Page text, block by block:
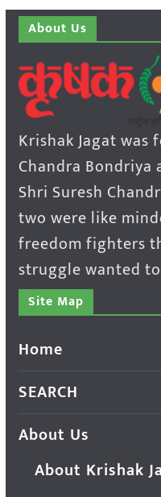
About Us
Krishak Jagat was
Chandra
Shri Suresh
two were like
freedom fighters
struggle wanted
Site Map
Home
SEARCH
About Us
About Krishak